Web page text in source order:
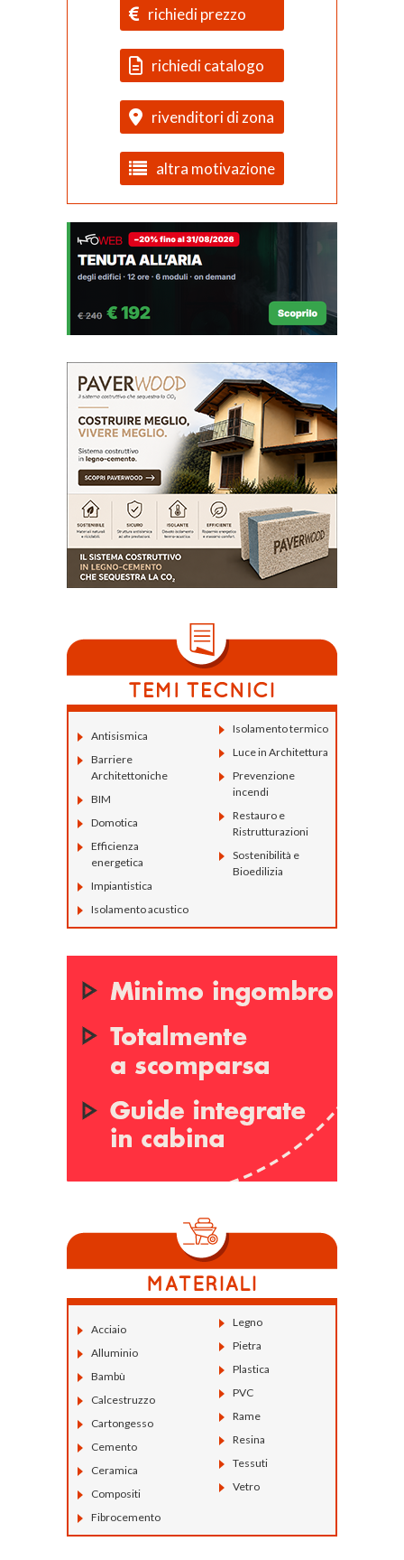
richiedi prezzo
richiedi catalogo
rivenditori di zona
altra motivazione
Antisismica
Barriere
Architettoniche
BIM
Domotica
Efficienza
energetica
Impiantistica
Isolamento acustico
Isolamento termico
Luce in Architettura
Prevenzione
incendi
Restauro e
Ristrutturazioni
Sostenibilità e
Bioedilizia
Acciaio
Alluminio
Bambù
Calcestruzzo
Cartongesso
Cemento
Ceramica
Compositi
Fibrocemento
Legno
Pietra
Plastica
PVC
Rame
Resina
Tessuti
Vetro